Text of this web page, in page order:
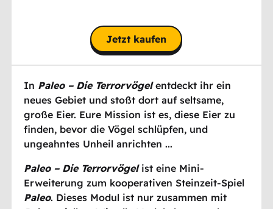
Jetzt kaufen
In Paleo – Die Terrorvögelentdeckt ihr ein
neues Gebiet und stoßt dort auf seltsame,
große Eier. Eure Mission ist es, diese Eier zu
finden, bevor die Vögel schlüpfen, und
ungeahntes Unheil anrichten ...
Paleo – Die Terrorvögelist eine Mini-
Erweiterung zum kooperativen Steinzeit-Spiel
Paleo. Dieses Modul ist nur zusammen mit